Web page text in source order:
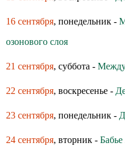
16 сентября, понедельник -
озонового слоя
21 сентября, суббота -
22 сентября, воскресенье -
23 сентября, понедельник -
24 сентября, вторник - Бабье